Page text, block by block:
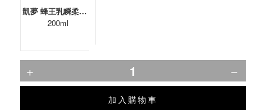
凱夢 蜂王乳瞬柔閃耀護髮膜
200ml
加入購物車